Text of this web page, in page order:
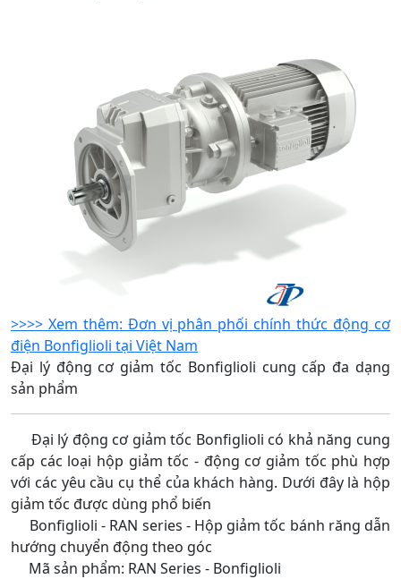
>>>> Xem thêm: Đơn vị phân phối chính thức động cơ
điện Bonfiglioli tại Việt Nam
Đại lý động cơ giảm tốc Bonfiglioli cung cấp đa dạng
sản phẩm
Đại lý động cơ giảm tốc Bonfiglioli có khả năng cung
cấp các loại hộp giảm tốc - động cơ giảm tốc phù hợp
với các yêu cầu cụ thể của khách hàng. Dưới đây là hộp
giảm tốc được dùng phổ biến
Bonfiglioli - RAN series - Hộp giảm tốc bánh răng dẫn
hướng chuyển động theo góc
Mã sản phẩm: RAN Series - Bonfiglioli